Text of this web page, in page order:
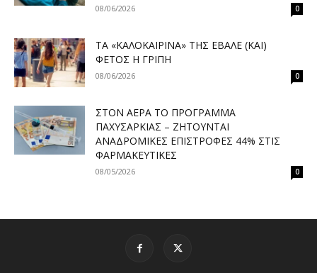
08/06/2026 0
ΤΑ «ΚΑΛΟΚΑΙΡΙΝΆ» ΤΗΣ ΈΒΑΛΕ (ΚΑΙ)
ΦΈΤΟΣ Η ΓΡΊΠΗ
08/06/2026 0
ΣΤΟΝ ΑΈΡΑ ΤΟ ΠΡΌΓΡΑΜΜΑ
ΠΑΧΥΣΑΡΚΊΑΣ – ΖΗΤΟΎΝΤΑΙ
ΑΝΑΔΡΟΜΙΚΈΣ ΕΠΙΣΤΡΟΦΈΣ 44% ΣΤΙΣ
ΦΑΡΜΑΚΕΥΤΙΚΈΣ
08/05/2026 0